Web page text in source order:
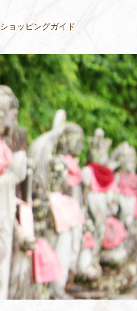
ショッピングガイド